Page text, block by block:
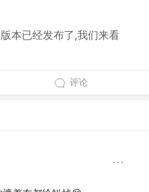
本已经发布了,我们来看
评论